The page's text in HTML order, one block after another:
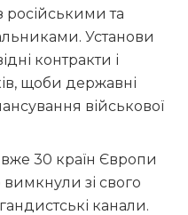
російськими та
Установи
контракти і
щоби державні
військової
30 країн Європи
вимкнули зі свого
канали.